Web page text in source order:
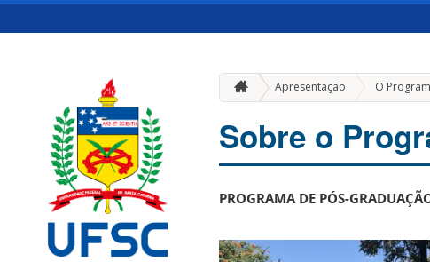
Apresentação O
Sobre o
PROGRAMA DE PÓS-